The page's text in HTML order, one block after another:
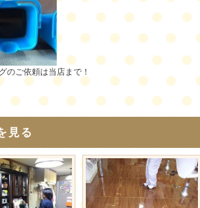
のご依頼は当店まで！
見る